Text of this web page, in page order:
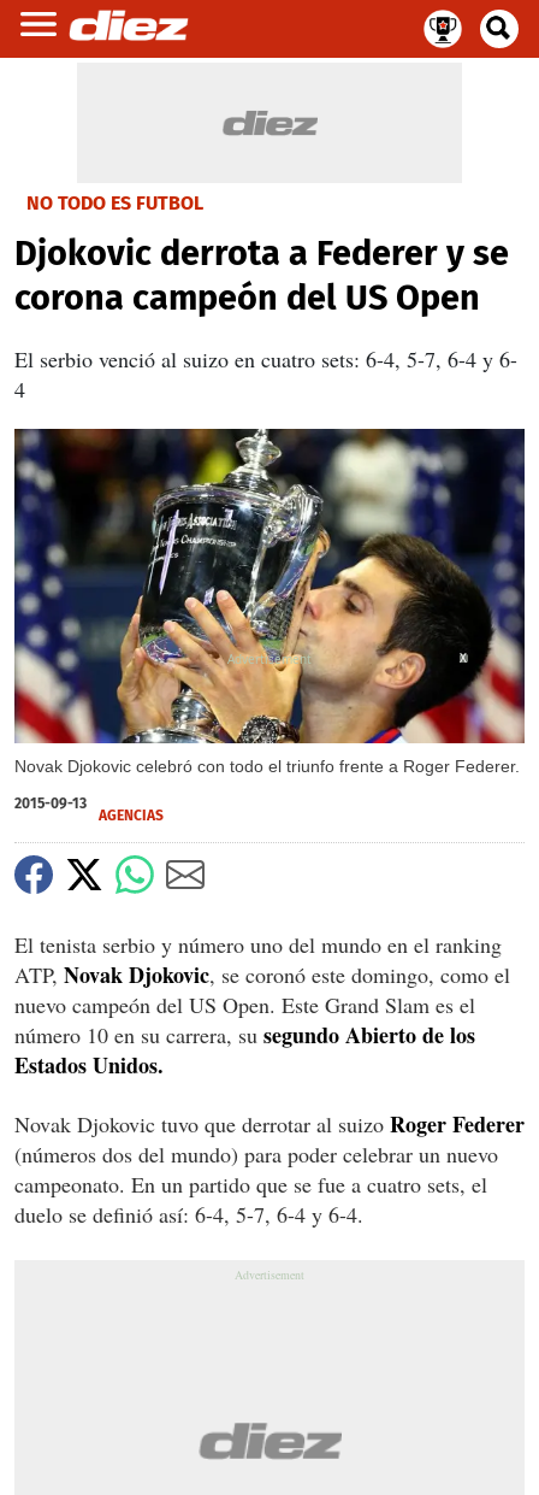
NO TODO ES FUTBOL
Djokovic derrota a Federer y se
corona campeón del US Open
El serbio venció al suizo en cuatro sets: 6-4, 5-7, 6-4 y 6-
4
Novak Djokovic celebró con todo el triunfo frente a Roger Federer.
X
2015-09-13
AGENCIAS
El tenista serbio y número uno del mundo en el ranking
ATP, Novak Djokovic, se coronó este domingo, como el
nuevo campeón del US Open. Este Grand Slam es el
número 10 en su carrera, su segundo Abierto de los
Estados Unidos.
Novak Djokovic tuvo que derrotar al suizo Roger Federer
(números dos del mundo) para poder celebrar un nuevo
campeonato. En un partido que se fue a cuatro sets, el
duelo se definió así: 6-4, 5-7, 6-4 y 6-4.